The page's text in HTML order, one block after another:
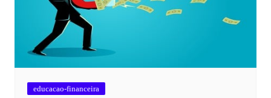
educacao-financeira